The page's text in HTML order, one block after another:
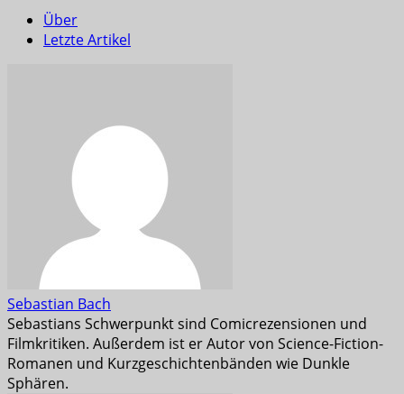
Über
Letzte Artikel
Sebastian Bach
Sebastians Schwerpunkt sind Comicrezensionen und
Filmkritiken. Außerdem ist er Autor von Science-Fiction-
Romanen und Kurzgeschichtenbänden wie Dunkle
Sphären.